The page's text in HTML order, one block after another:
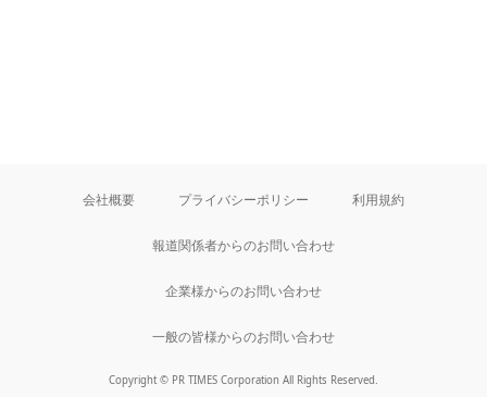
会社概要 プライバシーポリシー 利用規約
報道関係者からのお問い合わせ
企業様からのお問い合わせ
一般の皆様からのお問い合わせ
Copyright © PR TIMES Corporation All Rights Reserved.